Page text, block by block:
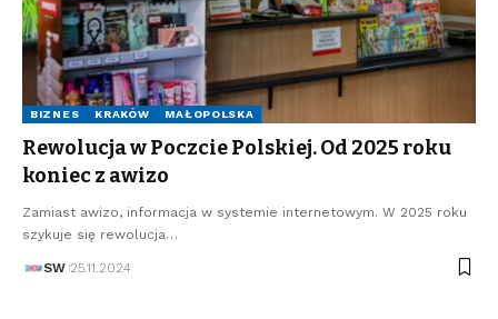
BIZNES KRAKÓW MAŁOPOLSKA
Rewolucja w Poczcie Polskiej. Od 2025 roku
koniec z awizo
Zamiast awizo, informacja w systemie internetowym. W 2025 roku
szykuje się rewolucja…
SW 25.11.2024